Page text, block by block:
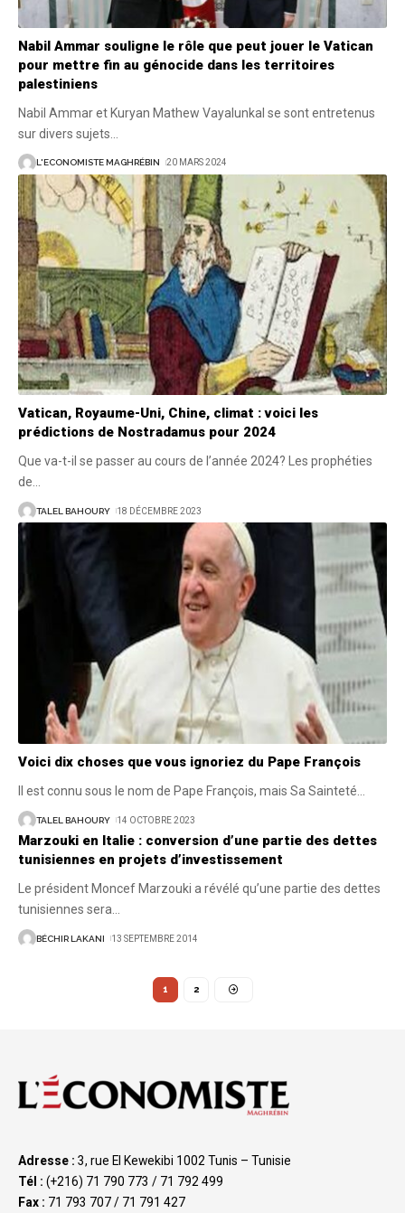
Nabil Ammar souligne le rôle que peut jouer le Vatican
pour mettre fin au génocide dans les territoires
palestiniens
Nabil Ammar et Kuryan Mathew Vayalunkal se sont entretenus
sur divers sujets
L'ECONOMISTE MAGHRÉBIN 20 MARS 2024
Vatican, Royaume-Uni, Chine, climat : voici les
prédictions de Nostradamus pour 2024
Que va-t-il se passer au cours de l’année 2024? Les prophéties
de…
TALEL BAHOURY 18 DÉCEMBRE 2023
Voici dix choses que vous ignoriez du Pape François
Il est connu sous le nom de Pape François, mais Sa Sainteté
TALEL BAHOURY 14 OCTOBRE 2023
Marzouki en Italie : conversion d’une partie des dettes
tunisiennes en projets d’investissement
Le président Moncef Marzouki a révélé qu’une partie des dettes
tunisiennes sera
BÉCHIR LAKANI 13 SEPTEMBRE 2014
1 2
Adresse : 3, rue El Kewekibi 1002 Tunis – Tunisie
Tél : (+216) 71 790 773 / 71 792 499
Fax : 71 793 707 / 71 791 427